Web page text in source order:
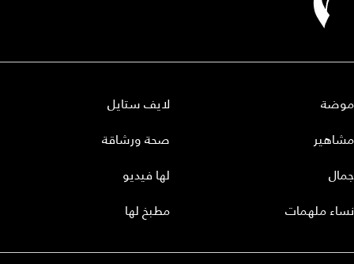
موضة
مشاهير
جمال
نساء ملهمات
لايف ستايل
صحة ورشاقة
لها فيديو
مطبخ لها